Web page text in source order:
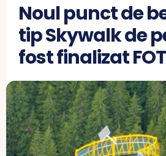
Noul punct de
tip Skywalk de
fost finalizat